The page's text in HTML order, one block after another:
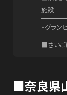
施設
・グラン
■さいご
■奈良県